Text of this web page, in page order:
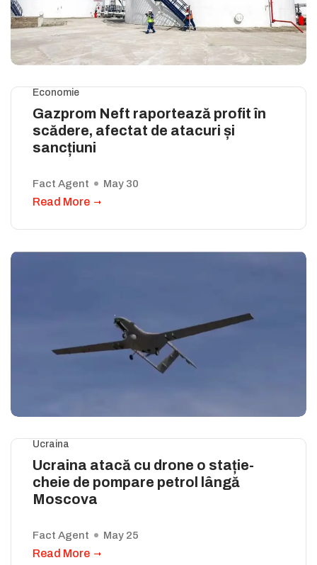
Economie
Gazprom Neft raportează profit în
scădere, afectat de atacuri și
sancțiuni
Fact Agent May 30
Read More
Ucraina
Ucraina atacă cu drone o stație-
cheie de pompare petrol lângă
Moscova
Fact Agent May 25
Read More